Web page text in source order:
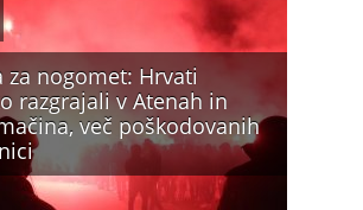
za nogomet: Hrvati
razgrajali v Atenah in
več poškodovanih